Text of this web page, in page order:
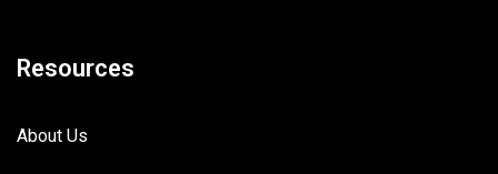
Resources
About Us